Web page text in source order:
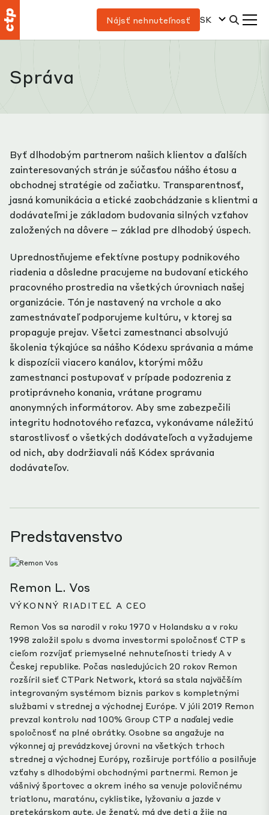
Nájsť nehnuteľnosť SK
Správa
Byť dlhodobým partnerom našich klientov a ďalších
zainteresovaných strán je súčasťou nášho étosu a
obchodnej stratégie od začiatku. Transparentnosť,
jasná komunikácia a etické zaobchádzanie s klientmi a
dodávateľmi je základom budovania silných vzťahov
založených na dôvere – základ pre dlhodobý úspech.
Uprednostňujeme efektívne postupy podnikového
riadenia a dôsledne pracujeme na budovaní etického
pracovného prostredia na všetkých úrovniach našej
organizácie. Tón je nastavený na vrchole a ako
zamestnávateľ podporujeme kultúru, v ktorej sa
propaguje prejav. Všetci zamestnanci absolvujú
školenia týkajúce sa nášho Kódexu správania a máme
k dispozícii viacero kanálov, ktorými môžu
zamestnanci postupovať v prípade podozrenia z
protiprávneho konania, vrátane programu
anonymných informátorov. Aby sme zabezpečili
integritu hodnotového reťazca, vykonávame náležitú
starostlivosť o všetkých dodávateľoch a vyžadujeme
od nich, aby dodržiavali náš Kódex správania
dodávateľov.
Predstavenstvo
Remon L. Vos
VÝKONNÝ RIADITEĽ A CEO
Remon Vos sa narodil v roku 1970 v Holandsku a v roku
1998 založil spolu s dvoma investormi spoločnosť CTP s
cieľom rozvíjať priemyselné nehnuteľnosti triedy A v
Českej republike. Počas nasledujúcich 20 rokov Remon
rozšíril sieť CTPark Network, ktorá sa stala najväčším
integrovaným systémom biznis parkov s kompletnými
službami v strednej a východnej Európe. V júli 2019 Remon
prevzal kontrolu nad 100% Group CTP a naďalej vedie
spoločnosť na plné obrátky. Osobne sa angažuje na
výkonnej aj prevádzkovej úrovni na všetkých trhoch
strednej a východnej Európy, rozširuje portfólio a posilňuje
vzťahy s dlhodobými obchodnými partnermi. Remon je
vášnivý športovec a okrem iného sa venuje polovičnému
triatlonu, maratónu, cyklistike, lyžovaniu a jazde v
pretekárskom aute. Je ženatý, má dve deti a žije na